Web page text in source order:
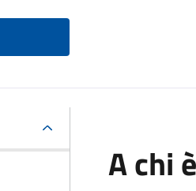
A chi